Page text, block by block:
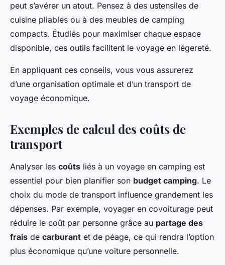
peut s’avérer un atout. Pensez à des ustensiles de
cuisine pliables ou à des meubles de camping
compacts. Étudiés pour maximiser chaque espace
disponible, ces outils facilitent le voyage en légereté.
En appliquant ces conseils, vous vous assurerez
d’une organisation optimale et d’un transport de
voyage économique.
Exemples de calcul des coûts de
transport
Analyser les coûts liés à un voyage en camping est
essentiel pour bien planifier son budget camping. Le
choix du mode de transport influence grandement les
dépenses. Par exemple, voyager en covoiturage peut
réduire le coût par personne grâce au partage des
frais de carburant et de péage, ce qui rendra l’option
plus économique qu’une voiture personnelle.